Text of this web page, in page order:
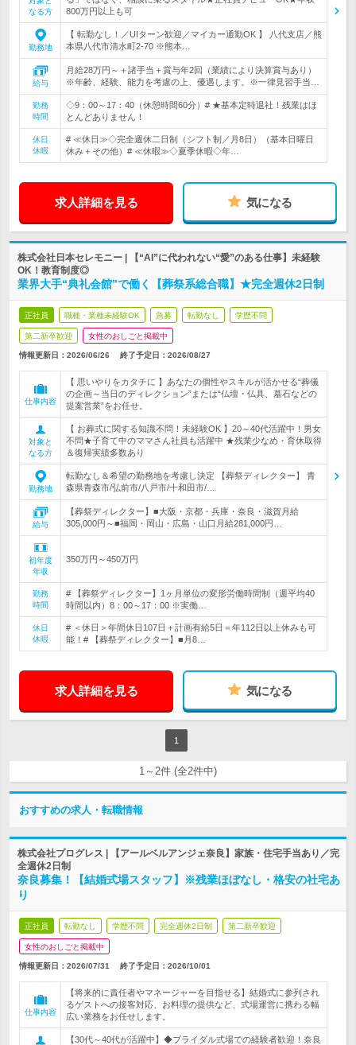
なる方
800万円以上も可
勤務地
【 転勤なし！／UIターン歓迎／マイカー通勤OK 】 八代支店／熊
本県八代市清水町2-70 ※熊本…
給与
月給28万円～＋諸手当＋賞与年2回（業績により決算賞与あり）
※年齢、経験、能力を考慮の上、優遇します。※一律見習手当…
勤務
時間
◇9：00～17：40（休憩時間60分）# ★基本定時退社！残業はほ
とんどありません！
休日
休暇
# ≪休日≫◇完全週休二日制（シフト制／月8日）（基本日曜日
休み＋その他）# ≪休暇≫◇夏季休暇◇年…
求人詳細を見る 気になる
株式会社日本セレモニー | 【“AI”に代われない“愛”のある仕事】未経験
OK！教育制度◎
業界大手“典礼会館”で働く【葬祭系総合職】★完全週休2日制
正社員 職種・業種未経験OK 急募 転勤なし 学歴不問
第二新卒歓迎 女性のおしごと掲載中
情報更新日：2026/06/26 終了予定日： 2026/08/27
仕事内容
【 思いやりをカタチに 】あなたの個性やスキルが活かせる“葬儀
の企画～当日のディレクション”または“仏壇・仏具、墓石などの
提案営業”をお任せ。
対象と
なる方
【 お葬式に関する知識不問！未経験OK 】20～40代活躍中！男女
不問★子育て中のママさん社員も活躍中 ★残業少なめ・育休取得
＆復帰実績多数あり
勤務地
転勤なし＆希望の勤務地を考慮し決定 【葬祭ディレクター】 青
森県青森市/弘前市/八戸市/十和田市/…
給与
【葬祭ディレクター】■大阪・京都・兵庫・奈良・滋賀月給
305,000円～■福岡・岡山・広島・山口月給281,000円…
初年度
年収
350万円～450万円
勤務
時間
# 【葬祭ディレクター】1ヶ月単位の変形労働時間制（週平均40
時間以内）8：00～17：00 ※実働…
休日
休暇
# ＜休日＞年間休日107日＋計画有給5日＝年112日以上休みも可
能！# 【葬祭ディレクター】■月8…
求人詳細を見る 気になる
1
1～2件 (全2件中)
おすすめの求人・転職情報
株式会社プログレス | 【アールベルアンジェ奈良】家族・住宅手当あり／完
全週休2日制
奈良募集！【結婚式場スタッフ】※残業ほぼなし・格安の社宅あ
り
正社員 転勤なし 学歴不問 完全週休2日制 第二新卒歓迎
女性のおしごと掲載中
情報更新日：2026/07/31 終了予定日： 2026/10/01
仕事内容
【将来的に責任者やマネージャーを目指せる】結婚式に参列され
るゲストへの接客対応、お料理の提供など、式場運営に携わる幅
広い業務をお任せします。
【30代～40代が活躍中】◆ブライダル式場での経験者歓迎！奈良